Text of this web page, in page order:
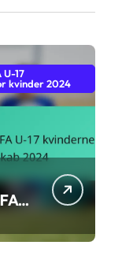
17
kvinder 2024